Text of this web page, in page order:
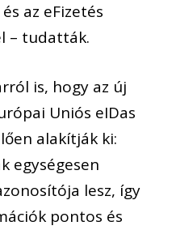
az eFizetés
– tudatták.
is, hogy az új
Uniós eIDas
alakítják ki:
egységesen
lesz, így
pontos és